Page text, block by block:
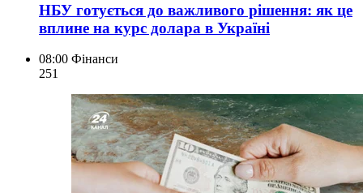
НБУ готується до важливого рішення: як це
вплине на курс долара в Україні
08:00 Фінанси
251